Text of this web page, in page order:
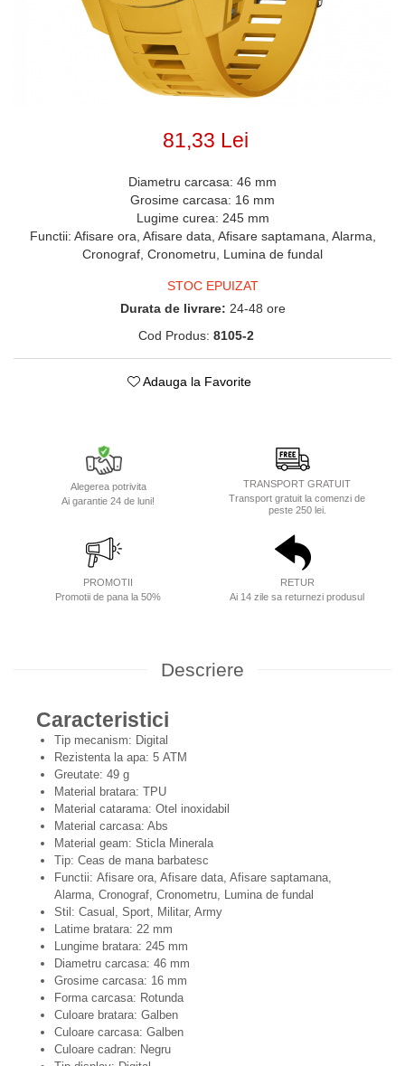
81,33 Lei
Diametru carcasa: 46 mm
Grosime carcasa: 16 mm
Lugime curea: 245 mm
Functii: Afisare ora, Afisare data, Afisare saptamana, Alarma,
Cronograf, Cronometru, Lumina de fundal
STOC EPUIZAT
Durata de livrare: 24-48 ore
Cod Produs: 8105-2
Adauga la Favorite
Alegerea potrivita
Ai garantie 24 de luni!
TRANSPORT GRATUIT
Transport gratuit la comenzi de
peste 250 lei.
PROMOTII
Promotii de pana la 50%
RETUR
Ai 14 zile sa returnezi produsul
Descriere
Caracteristici
Tip mecanism: Digital
Rezistenta la apa: 5 ATM
Greutate: 49 g
Material bratara: TPU
Material catarama: Otel inoxidabil
Material carcasa: Abs
Material geam: Sticla Minerala
Tip: Ceas de mana barbatesc
Functii: Afisare ora, Afisare data, Afisare saptamana,
Alarma, Cronograf, Cronometru, Lumina de fundal
Stil: Casual, Sport, Militar, Army
Latime bratara: 22 mm
Lungime bratara: 245 mm
Diametru carcasa: 46 mm
Grosime carcasa: 16 mm
Forma carcasa: Rotunda
Culoare bratara: Galben
Culoare carcasa: Galben
Culoare cadran: Negru